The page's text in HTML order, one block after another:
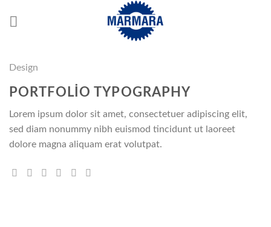
Design
PORTFOLIO TYPOGRAPHY
Lorem ipsum dolor sit amet, consectetuer adipiscing elit,
sed diam nonummy nibh euismod tincidunt ut laoreet
dolore magna aliquam erat volutpat.